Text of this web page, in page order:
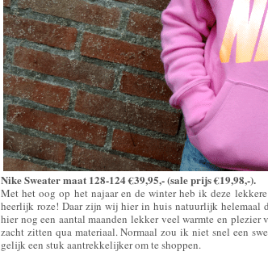
Nike Sweater maat 128-124 €39,95,- (sale prijs €19,98,-).
Met het oog op het najaar en de winter heb ik deze
heerlijk roze! Daar zijn wij hier in huis natuurlijk helemaal
hier nog een aantal maanden lekker veel warmte en
zacht zitten qua materiaal. Normaal zou ik niet snel een
gelijk een stuk aantrekkelijker om te shoppen.